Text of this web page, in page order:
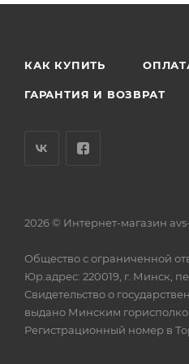
КАК КУПИТЬ
ГАРАНТИЯ И ВОЗВРАТ
2026 © Интернет-магазин
Общество с ограниченной
Юр.адрес: 220019, г. Минск,
Свидетельство о
выдано Минским
Регистрационный номер в